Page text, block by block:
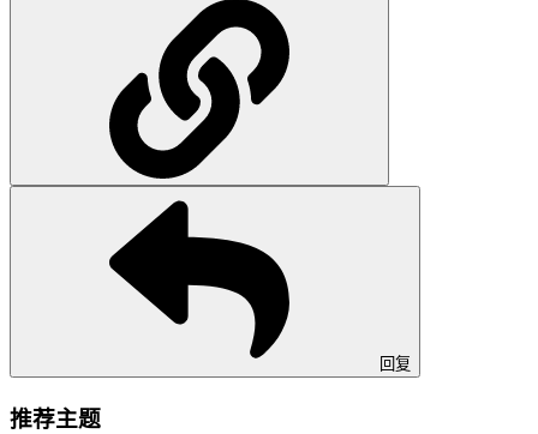
回复
推荐主题